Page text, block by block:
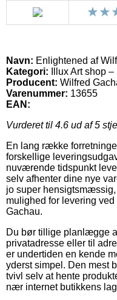
Navn: Enlightened af
Kategori: Illux Art shop
Producent: Wilfred
Varenummer: 13655
EAN:
Vurderet til 4.6 ud af 5
En lang række
forskellige
nuværende tidspunkt
selv afhenter dine nye
jo super
mulighed for levering
Gachau.
Du bør tillige planlægge
privatadresse eller til
er undertiden en kende
yderst simpel. Den mest
tvivl selv at hente
nær internet butikkens